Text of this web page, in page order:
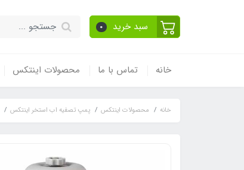
سبد خرید 0
خانه تماس با ما محصولات اینتکس
خانه محصولات اینتکس پمپ تصفیه اب استخر اینتکس